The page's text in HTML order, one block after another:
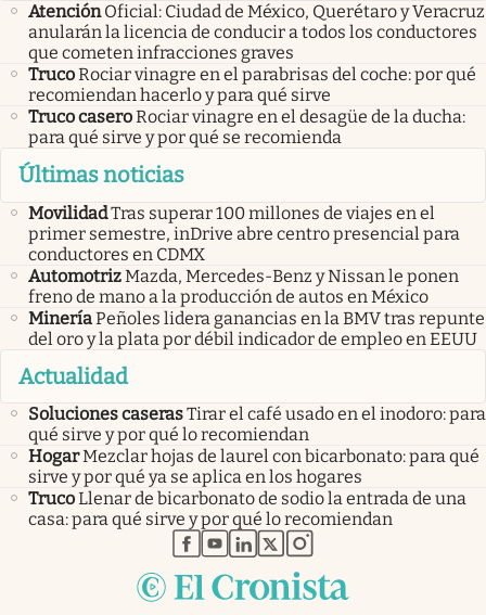
Atención Oficial: Ciudad de México, Querétaro y Veracruz
anularán la licencia de conducir a todos los conductores
que cometen infracciones graves
TrucoRociar vinagre en el parabrisas del coche: por qué
recomiendan hacerlo y para qué sirve
Truco caseroRociar vinagre en el desagüe de la ducha:
para qué sirve y por qué se recomienda
Últimas noticias
MovilidadTras superar 100 millones de viajes en el
primer semestre, inDrive abre centro presencial para
conductores en CDMX
AutomotrizMazda, Mercedes-Benz y Nissan le ponen
freno de mano a la producción de autos en México
MineríaPeñoles lidera ganancias en la BMV tras repunte
del oro y la plata por débil indicador de empleo en EEUU
Actualidad
Soluciones caserasTirar el café usado en el inodoro: para
qué sirve y por qué lo recomiendan
HogarMezclar hojas de laurel con bicarbonato: para qué
sirve y por qué ya se aplica en los hogares
TrucoLlenar de bicarbonato de sodio la entrada de una
casa: para qué sirve y por qué lo recomiendan
abre en nueva pestaña
abre en nueva pestaña
abre en nueva pestaña
abre en nueva pestaña
abre en nueva pestaña